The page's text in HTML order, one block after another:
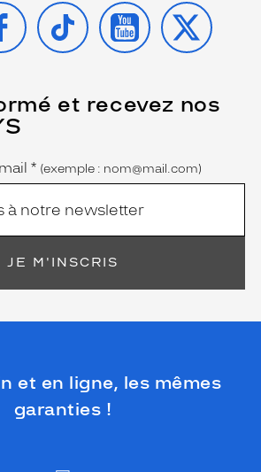
TIKTOK YOUTUBE
X
et recevez nos
* (exemple : nom@mail.com)
JE M'INSCRIS
et en ligne, les mêmes
garanties !